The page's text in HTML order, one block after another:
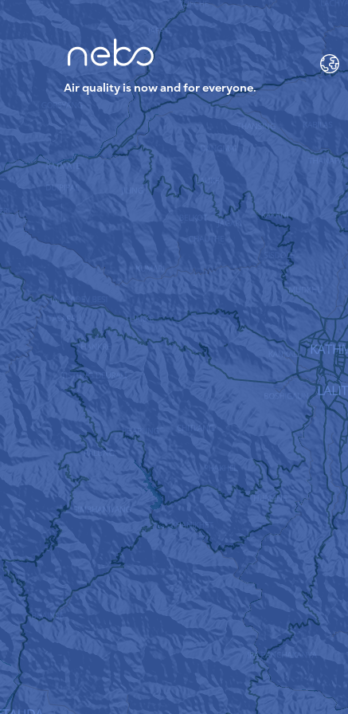
Air quality is now and for everyone.